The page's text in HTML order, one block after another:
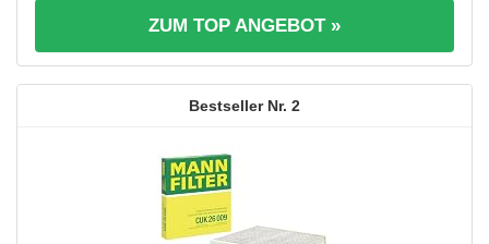
ZUM TOP ANGEBOT »
2